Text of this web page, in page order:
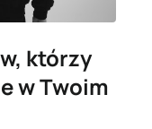
którzy
w Twoim